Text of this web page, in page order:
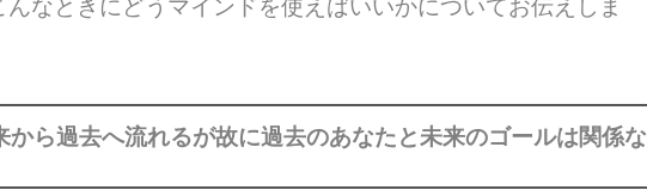
んなときにどうマインドを使えばいいかについてお伝えしま
から過去へ流れるが故に過去のあなたと未来のゴールは関係な